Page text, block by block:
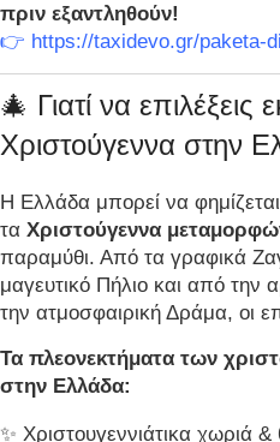
πριν εξαντληθούν!
👉 https://taxidevo.gr/paketa-
🎄 Γιατί να επιλέξεις
Χριστούγεννα στην
Η Ελλάδα μπορεί να
τα Χριστούγεννα
παραμύθι. Από τα γραφικά
μαγευτικό Πήλιο και από την
την ατμοσφαιρική Δράμα, οι
Τα πλεονεκτήματα των
στην Ελλάδα:
✨ Χριστουγεννιάτικα χωριά